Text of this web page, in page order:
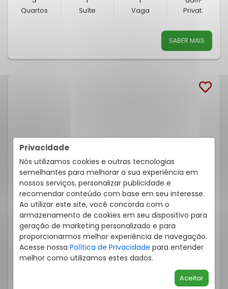
Privacidade
Nós utilizamos cookies e outras tecnologias
semelhantes para melhorar a sua experiência em
nossos serviços, personalizar publicidade e
recomendar conteúdo com base em seu interesse.
Ao utilizar este site, você concorda com o
armazenamento de cookies em seu dispositivo para
geração de marketing personalizado e para
proporcionarmos melhor experiência de navegação.
Acesse nossa Política de Privacidade para entender
melhor como utilizamos estes dados.
Aceitar
Quartos Suíte Vaga Privat.
SABER MAIS
COBERTURA 3 QUARTOS SANTA CÂNDIDA 77M²
Rua Desembargador James Portugal, 420, Santa Cândida -
Residencial New House
Cód.:632995708
R$ 637.245,00